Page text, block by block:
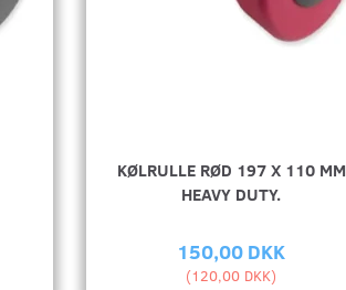
KØLRULLE RØD 197 X 110 MM
HEAVY DUTY.
150,00 DKK
(120,00 DKK)